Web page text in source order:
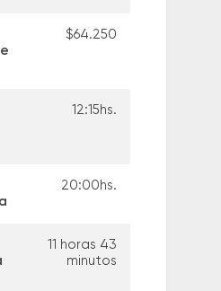
$64.250
12:15hs.
20:00hs.
11 horas 43
minutos